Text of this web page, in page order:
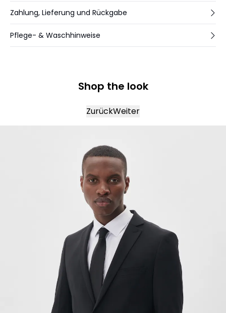
Zahlung, Lieferung und Rückgabe
Pflege- & Waschhinweise
Shop the look
ZurückWeiter